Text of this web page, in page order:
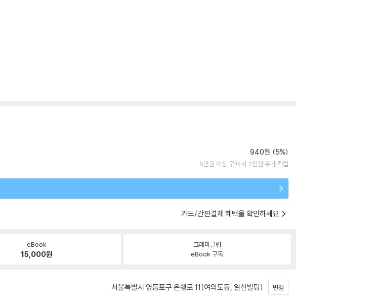
940원 (5%)
5만원 이상 구매 시 2천원 추가 적립
카드/간편결제 혜택을 확인하세요
eBook
15,000원
크레마클럽
eBook 구독
서울특별시 영등포구 은행로 11(여의도동, 일신빌딩) 변경